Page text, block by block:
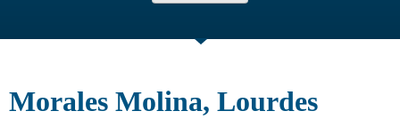
Morales Molina, Lourdes